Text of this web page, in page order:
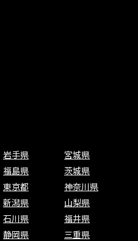
岩手県
宮城県
福島県
茨城県
東京都
神奈川県
新潟県
山梨県
石川県
福井県
静岡県
三重県